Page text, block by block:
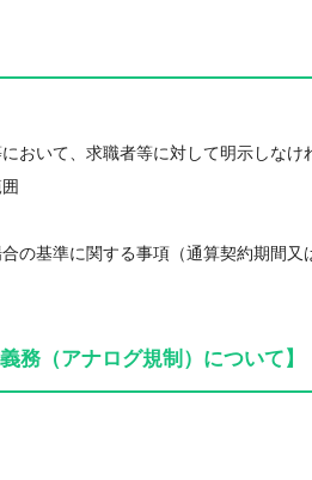
おいて、求職者等に対して明示しな
の基準に関する事項（通算契約期間又
務（アナログ規制）について】